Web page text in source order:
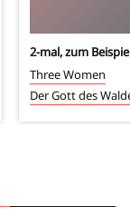
2-mal, zum
Three Women
Der Gott des